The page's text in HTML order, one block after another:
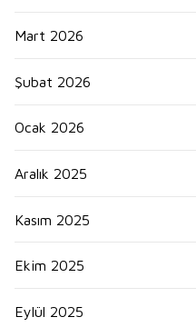
Mart 2026
Şubat 2026
Ocak 2026
Aralık 2025
Kasım 2025
Ekim 2025
Eylül 2025